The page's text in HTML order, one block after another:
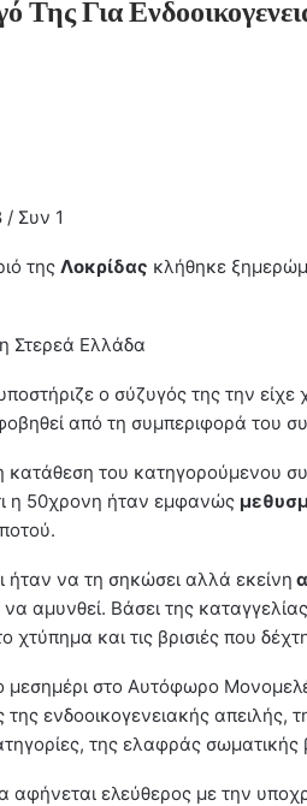
Της Για
Συν 1
της Λοκρίδας κλήθηκε
Στερεά Ελλάδα
ο σύζυγός της την είχε
φοβηθεί από τη συμπεριφορά του
κατάθεση του κατηγορούμενου
η 50χρονη ήταν εμφανώς
ήταν να τη σηκώσει αλλά εκείνη
αμυνθεί. Βάσει της
χτύπημα και τις βρισιές που
μεσημέρι στο Αυτόφωρο
της ενδοοικογενειακής
της ελαφράς σωματικής
αφήνεται ελεύθερος με την